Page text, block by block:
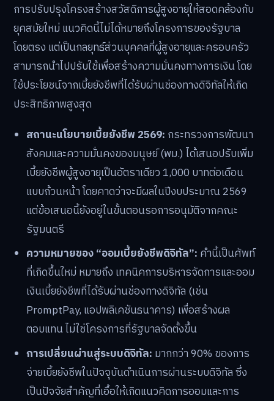
การปรับปรุงโครงสร้างสวัสดิการผู้สูงอายุให้สอดคล้องกับ
ยุคสมัยใหม่ แนวคิดนี้ไม่ได้หมายถึงโครงการของรัฐบาล
โดยตรง แต่เป็นกลยุทธ์ส่วนบุคคลที่ผู้สูงอายุและครอบครัว
สามารถนำไปปรับใช้เพื่อสร้างความมั่นคงทางการเงิน โดย
ใช้ประโยชน์จากเบี้ยยังชีพที่ได้รับผ่านช่องทางดิจิทัลให้เกิด
ประสิทธิภาพสูงสุด
สถานะนโยบายเบี้ยยังชีพ 2569: กระทรวงการพัฒนา
สังคมและความมั่นคงของมนุษย์ (พม.) ได้เสนอปรับเพิ่ม
เบี้ยยังชีพผู้สูงอายุเป็นอัตราเดียว 1,000 บาทต่อเดือน
แบบถ้วนหน้า โดยคาดว่าจะมีผลในปีงบประมาณ 2569
แต่ข้อเสนอนี้ยังอยู่ในขั้นตอนรอการอนุมัติจากคณะ
รัฐมนตรี
ความหมายของ “ออมเบี้ยยังชีพดิจิทัล”: คำนี้เป็นศัพท์
ที่เกิดขึ้นใหม่ หมายถึง เทคนิคการบริหารจัดการและออม
เงินเบี้ยยังชีพที่ได้รับผ่านช่องทางดิจิทัล (เช่น
PromptPay, แอปพลิเคชันธนาคาร) เพื่อสร้างผล
ตอบแทน ไม่ใช่โครงการที่รัฐบาลจัดตั้งขึ้น
การเปลี่ยนผ่านสู่ระบบดิจิทัล: มากกว่า 90% ของการ
จ่ายเบี้ยยังชีพในปัจจุบันดำเนินการผ่านระบบดิจิทัล ซึ่ง
เป็นปัจจัยสำคัญที่เอื้อให้เกิดแนวคิดการออมและการ